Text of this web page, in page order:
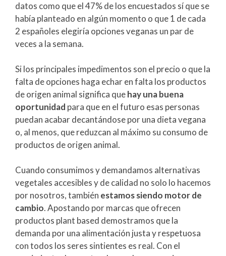
datos como que el 47% de los encuestados sí que se
había planteado en algún momento o que 1 de cada
2 españoles elegiría opciones veganas un par de
veces a la semana.
Si los principales impedimentos son el precio o que la
falta de opciones haga echar en falta los productos
de origen animal significa quehay una buena
oportunidad para que en el futuro esas personas
puedan acabar decantándose por una dieta vegana
o, al menos, que reduzcan al máximo su consumo de
productos de origen animal.
Cuando consumimos y demandamos alternativas
vegetales accesibles y de calidad no solo lo hacemos
por nosotros, también estamos siendo motor de
cambio. Apostando por marcas que ofrecen
productos plant based demostramos que la
demanda por una alimentación justa y respetuosa
con todos los seres sintientes es real. Con el